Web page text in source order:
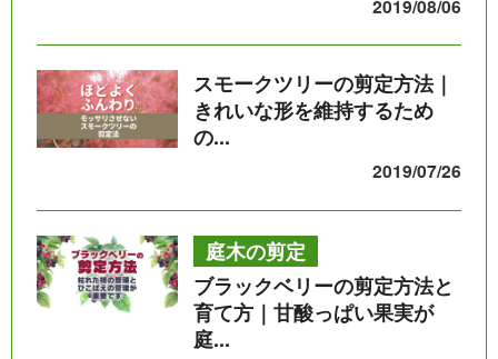
2019/08/06
スモークツリーの剪定方法｜
きれいな形を維持するため
の...
2019/07/26
庭木の剪定
ブラックベリーの剪定方法と
育て方｜甘酸っぱい果実が
庭...